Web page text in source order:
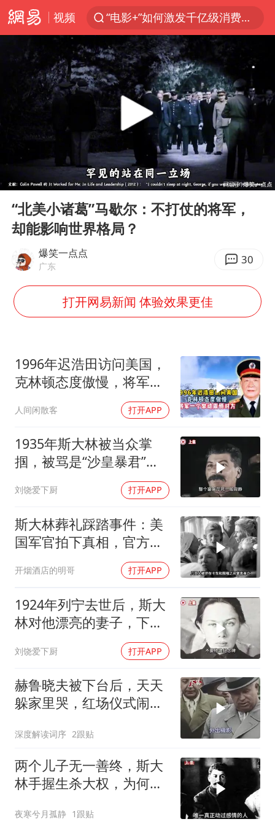
视频
“电影+”如何激发千亿级消费新活力？
福建泉州市委书记张毅恭被查
我国货物贸易进出口超30万亿元
曝韩国足协为外籍裁判员安排色情招待
向鹏0-3不敌张本智和
“新疆阿勒泰八月能滑雪”不实
广东雷州通报特教老师招聘违规事件
“立秋的第一杯奶茶”又爆单了
陈幸同晋级WTT横滨冠军赛8强
山东一元代青花杯离奇失踪
两名乘客在飞机上因调节座椅起冲突
山东潍坊发布大风黄色预警
夯实基础开新局
Play
07:34
“北美小诸葛”马歇尔：不打仗的将军，
却能影响世界格局？
爆笑一点点
广东 30
打开网易新闻 体验效果更佳
1996年迟浩田访问美国，
克林顿态度傲慢，将军一
人间闲散客 打开APP
1935年斯大林被当众掌
掴，被骂是“沙皇暴君”，
一年后此人秘密消失
刘饶爱下厨 打开APP
斯大林葬礼踩踏事件：美
国军官拍下真相，官方为
开烟酒店的明哥 打开APP
1924年列宁去世后，斯大
林对他漂亮的妻子，下了
刘饶爱下厨 打开APP
赫鲁晓夫被下台后，天天
躲家里哭，红场仪式闹出
深度解读词序 2跟贴
两个儿子无一善终，斯大
林手握生杀大权，为何保
夜寒兮月孤静 1跟贴